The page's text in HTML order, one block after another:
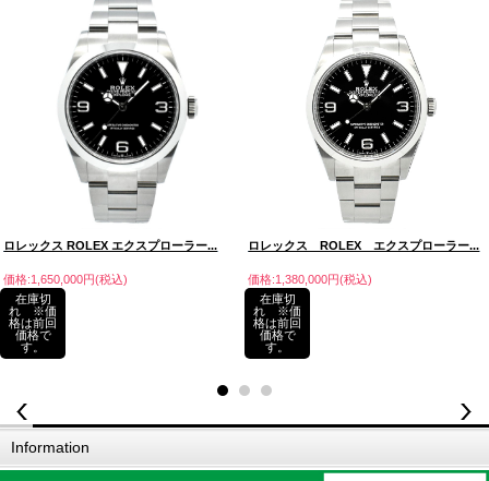
ロレックス ROLEX エクスプローラー...
価格:1,650,000円(税込)
在庫切
れ ※価
格は前回
価格で
す。
ロレックス ROLEX エクスプローラー...
価格:1,380,000円(税込)
在庫切
れ ※価
格は前回
価格で
す。
Information